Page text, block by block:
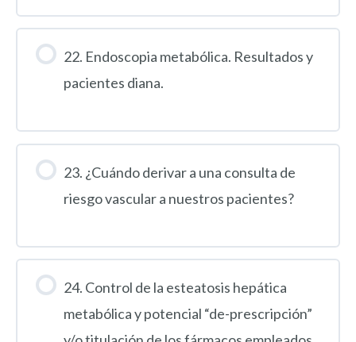
22. Endoscopia metabólica. Resultados y
pacientes diana.
23. ¿Cuándo derivar a una consulta de
riesgo vascular a nuestros pacientes?
24. Control de la esteatosis hepática
metabólica y potencial “de-prescripción”